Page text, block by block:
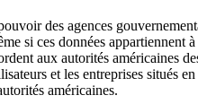
des agences
si ces données
aux autorités américaines
et les entreprises situés
américaines.